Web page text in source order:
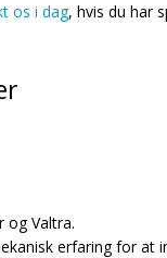
os i dag, hvis du har
og Valtra.
erfaring for at